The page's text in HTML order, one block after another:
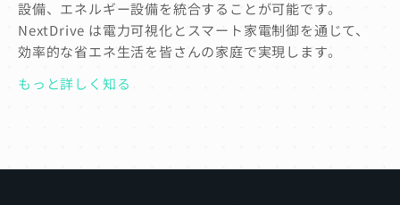
設備、エネルギー設備を統合することが可能です。
NextDrive は電力可視化とスマート家電制御を通じて、
効率的な省エネ生活を皆さんの家庭で実現します。
もっと詳しく知る